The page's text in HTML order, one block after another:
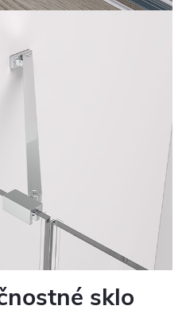
sklo